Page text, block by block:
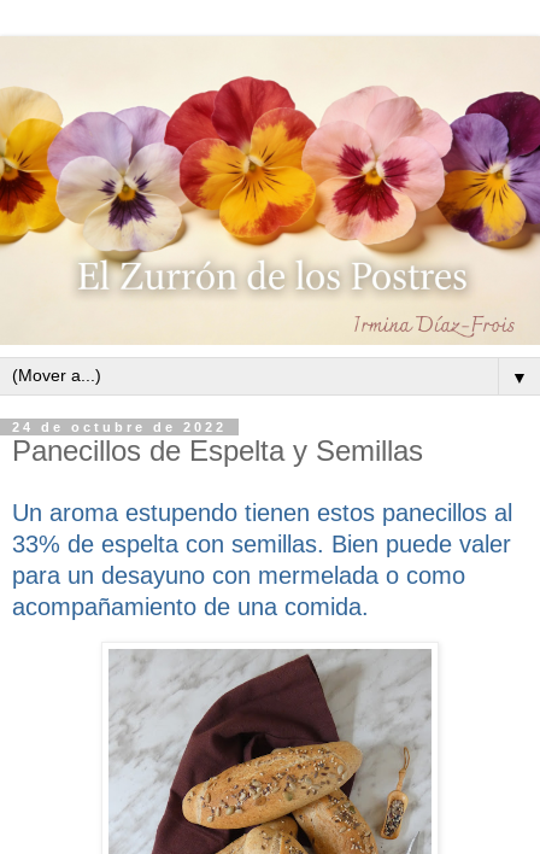
▼
24 de octubre de 2022
Panecillos de Espelta y Semillas
Un aroma estupendo tienen estos panecillos al
33% de espelta con semillas. Bien puede valer
para un desayuno con mermelada o como
acompañamiento de una comida.